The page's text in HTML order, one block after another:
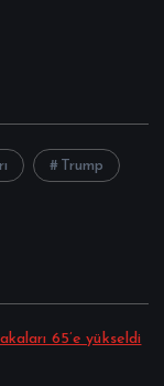
Trump
65’e yükseldi